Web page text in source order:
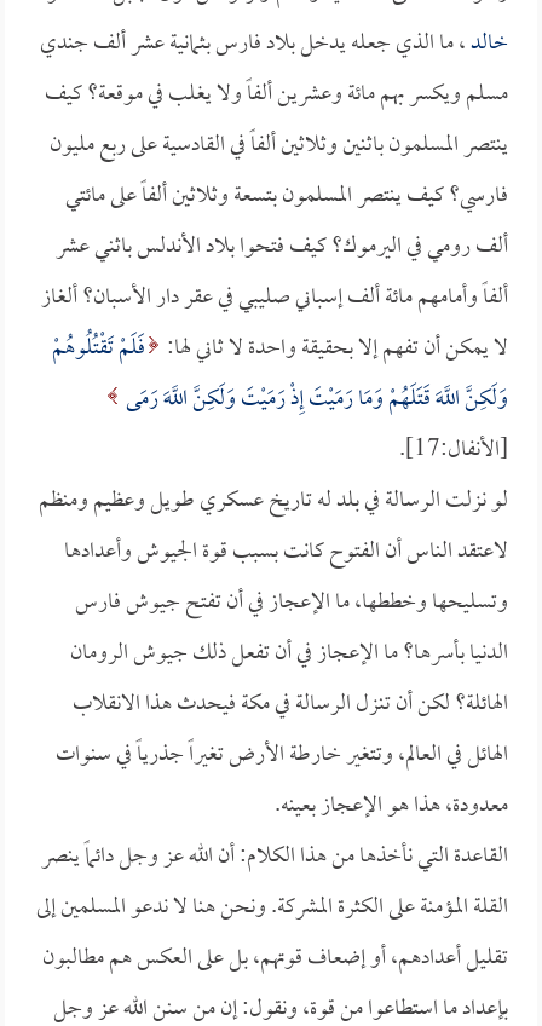
خالد، ما الذي جعله يدخل بلاد فارس بثمانية عشر ألف جندي
مسلم ويكسر بهم مائة وعشرين ألفاً ولا يغلب في موقعة؟ كيف
ينتصر المسلمون باثنين وثلاثين ألفاً في القادسية على ربع مليون
فارسي؟ كيف ينتصر المسلمون بتسعة وثلاثين ألفاً على مائتي
ألف رومي في اليرموك؟ كيف فتحوا بلاد الأندلس باثني عشر
ألفاً وأمامهم مائة ألف إسباني صليبي في عقر دار الأسبان؟ ألغاز
لا يمكن أن تفهم إلا بحقيقة واحدة لا ثاني لها: فَلَمْ تَقْتُلُوهُمْ
وَلَكِنَّ اللَّهَ قَتَلَهُمْ وَمَا رَمَيْتَ إِذْ رَمَيْتَ وَلَكِنَّ اللَّهَ رَمَى
[الأنفال:17].
لو نزلت الرسالة في بلد له تاريخ عسكري طويل وعظيم ومنظم
لاعتقد الناس أن الفتوح كانت بسبب قوة الجيوش وأعدادها
وتسليحها وخططها، ما الإعجاز في أن تفتح جيوش فارس
الدنيا بأسرها؟ ما الإعجاز في أن تفعل ذلك جيوش الرومان
الهائلة؟ لكن أن تنزل الرسالة في مكة فيحدث هذا الانقلاب
الهائل في العالم، وتتغير خارطة الأرض تغيراً جذرياً في سنوات
معدودة، هذا هو الإعجاز بعينه.
القاعدة التي نأخذها من هذا الكلام: أن الله عز وجل دائماً ينصر
القلة المؤمنة على الكثرة المشركة. ونحن هنا لا ندعو المسلمين إلى
تقليل أعدادهم، أو إضعاف قوتهم، بل على العكس هم مطالبون
بإعداد ما استطاعوا من قوة، ونقول: إن من سنن الله عز وجل